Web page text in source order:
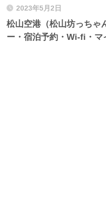
2023年5月2日
松山空港（松山坊っちゃ
ー・宿泊予約・Wi-fi・マ